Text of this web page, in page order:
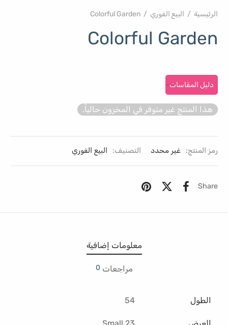
الرئيسية / البيع الفوري /
Colorful Garden
دليل المقاسات
هذا المنتج غير متوفر في المخزون حالياً.
رمز المنتج: غير محدد التصنيف: البيع الفوري
Share
معلومات إضافية
مراجعات 0
الطول 54
العرض 23 Small